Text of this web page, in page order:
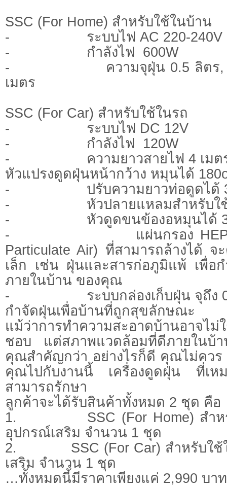
SSC (For Home) สำหรับใช้ในบ้าน
- ระบบไฟ AC 220-240V
- กำลังไฟ 600W
- ความจุฝุ่น 0.5 ลิตร, ควา
เมตร
SSC (For Car) สำหรับใช้ในรถ
- ระบบไฟ DC 12V
- กำลังไฟ 120W
- ความยาวสายไฟ 4 เมต
หัวแปรงดูดฝุ่นหน้ากว้าง หมุนได้
- ปรับความยาวท่อดูดได้ 3
- หัวปลายแหลมสำหรับใช้ดู
- หัวดูดขนข้องอหมุนได้
- แผ่นกรอง HEPA
Particulate Air) ที่สามารถล้างได้
เล็ก เช่น ฝุ่นและสารก่อภูมิแพ้ เพื่อก
ภายในบ้าน ของคุณ
- ระบบกล่องเก็บฝุ่น จุถึง
กำจัดฝุ่นเพื่อบ้านที่ถูกสุขลักษณะ
แม้ว่าการทำความสะอาดบ้านอา
ชอบ แต่สภาพแวดล้อมที่ดีภายในบ้
คุณสำคัญกว่า อย่างไรก็ดี คุณไม่ควร
คุณไปกับงานนี้ เครื่องดูดฝุ่น ที่เห
สามารถรักษา
ลูกค้าจะได้รับสินค้าทั้งหมด 2 ชุด คือ
1. SSC (For Home) สำหรับ
อุปกรณ์เสริม จำนวน 1 ชุด
2. SSC (For Car) สำหรับใช้ใ
เสริม จำนวน 1 ชุด
…ทั้งหมดนี้มีราคาเพียงแค่ 2,990 บา